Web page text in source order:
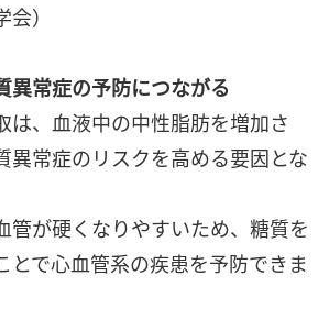
）
異常症の予防につながる
は、血液中の中性脂肪を増加さ
異常症のリスクを高める要因とな
管が硬くなりやすいため、糖質を
とで心血管系の疾患を予防できま